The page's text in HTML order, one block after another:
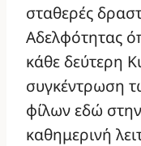
σταθερές
Αδελφότητας
κάθε δεύτερη
συγκέντρωση
φίλων εδώ
καθημερινή